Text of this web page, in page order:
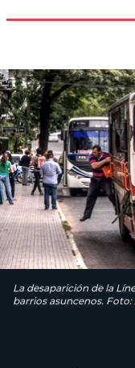
La desaparición de la
barrios asuncenos.